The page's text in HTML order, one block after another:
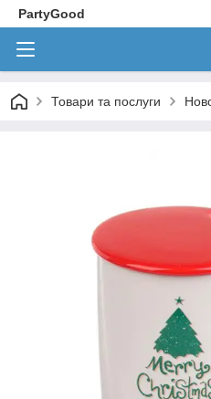
PartyGood
Товари та послуги